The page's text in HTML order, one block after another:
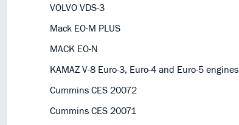
VOLVO VDS-3
Mack EO-M PLUS
MACK EO-N
KAMAZ V-8 Euro-3, Euro-4 and Euro-5 engines
Cummins CES 20072
Cummins CES 20071